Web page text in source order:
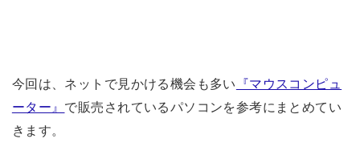
今回は、ネットで見かける機会も多い
『マウスコンピュ
ーター』 で販売されているパソコンを参考にまとめてい
きます。